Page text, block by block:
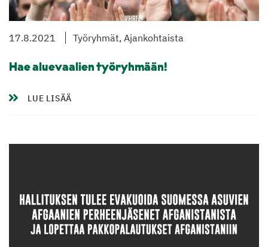
17.8.2021 Työryhmät, Ajankohtaista
Hae aluevaalien työryhmään!
LUE LISÄÄ